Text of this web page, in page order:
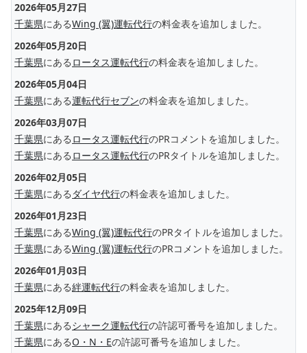
2026年05月27日
千葉県にあるWing (翼)運転代行の料金表を追加しました。
2026年05月20日
千葉県にある ロータス運転代行の料金表を追加しました。
2026年05月04日
千葉県にある運転代行セブンの料金表を追加しました。
2026年03月07日
千葉県にある ロータス運転代行のPRコメントを追加しました。
千葉県にある ロータス運転代行のPRタイトルを追加しました。
2026年02月05日
千葉県にある ダイヤ代行の料金表を追加しました。
2026年01月23日
千葉県にあるWing (翼)運転代行のPRタイトルを追加しました。
千葉県にあるWing (翼)運転代行のPRコメントを追加しました。
2026年01月03日
千葉県にある絆運転代行の料金表を追加しました。
2025年12月09日
千葉県にあるシャーク運転代行の許認可番号を追加しました。
千葉県にあるO・N・Eの許認可番号を追加しました。